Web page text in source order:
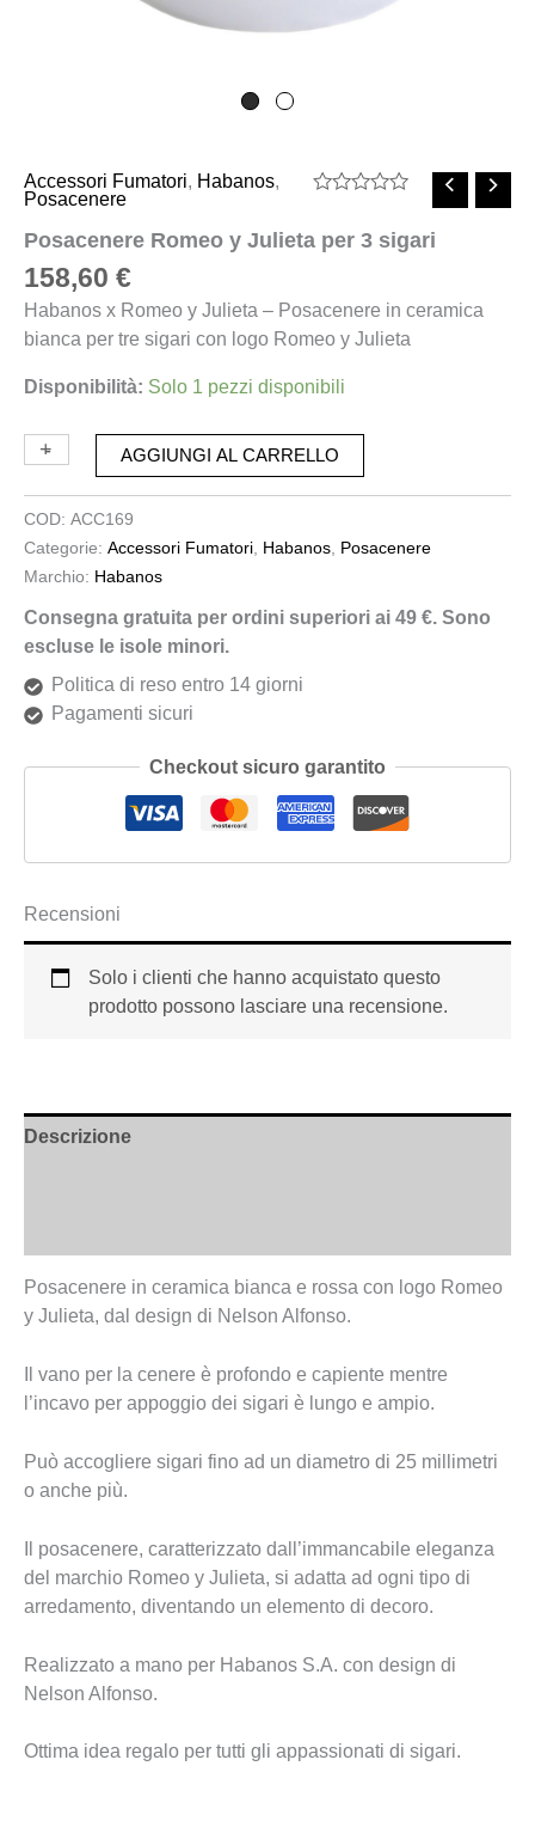
su
Accessori Fumatori, Habanos,
Posacenere
Posacenere Romeo y Julieta per 3 sigari
158,60 €
Habanos x Romeo y Julieta – Posacenere in ceramica
bianca per tre sigari con logo Romeo y Julieta
Disponibilità: Solo 1 pezzi disponibili
-
+ AGGIUNGI AL CARRELLO
COD: ACC169
Categorie: Accessori Fumatori Habanos Posacenere
Marchio: Habanos
Consegna gratuita per ordini superiori ai 49 €. Sono
escluse le isole minori.
Politica di reso entro 14 giorni
Pagamenti sicuri
Checkout sicuro garantito
Recensioni
Solo i clienti che hanno acquistato questo
prodotto possono lasciare una recensione.
Descrizione
Posacenere in ceramica bianca e rossa con logo Romeo
y Julieta, dal design di Nelson Alfonso.
Il vano per la cenere è profondo e capiente mentre
l’incavo per appoggio dei sigari è lungo e ampio.
Può accogliere sigari fino ad un diametro di 25 millimetri
o anche più.
Il posacenere, caratterizzato dall’immancabile eleganza
del marchio Romeo y Julieta, si adatta ad ogni tipo di
arredamento, diventando un elemento di decoro.
Realizzato a mano per Habanos S.A. con design di
Nelson Alfonso.
Ottima idea regalo per tutti gli appassionati di sigari.